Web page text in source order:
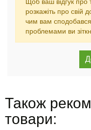
розкажіть про свій
чим вам
проблемами ви
Також
товари: